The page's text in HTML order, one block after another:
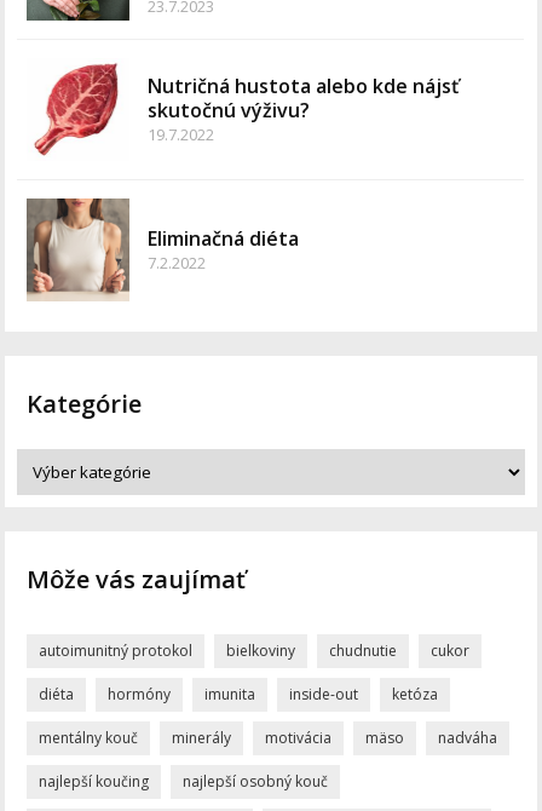
23.7.2023
Nutričná hustota alebo kde nájsť
skutočnú výživu?
19.7.2022
Eliminačná diéta
7.2.2022
Kategórie
Môže vás zaujímať
autoimunitný protokol bielkoviny chudnutie cukor
diéta hormóny imunita inside-out ketóza
mentálny kouč minerály motivácia mäso nadváha
najlepší koučing najlepší osobný kouč